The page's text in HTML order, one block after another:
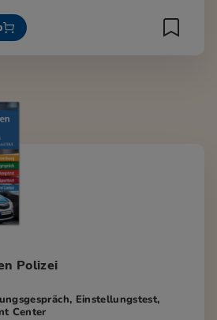
Polizei
Einstellungstest,
Center